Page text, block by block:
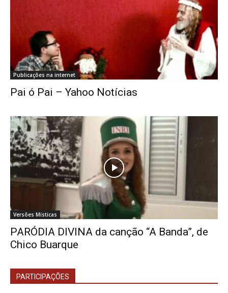
Publicações na internet
Pai ó Pai – Yahoo Notícias
Versões Místicas
PARÓDIA DIVINA da canção “A Banda”, de
Chico Buarque
PARTICIPAÇÕES